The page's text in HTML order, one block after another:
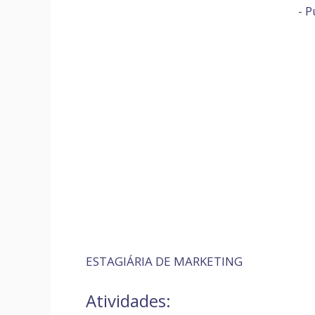
-
ESTAGIÁRIA DE MARKETING
Atividades: